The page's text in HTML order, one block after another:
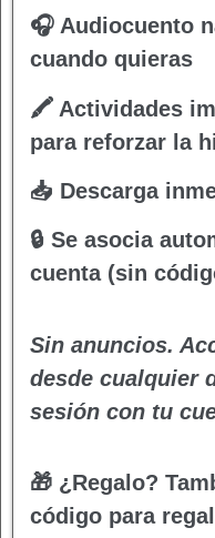
🎧 Audiocuento
cuando quieras
🖍 Actividades
para reforzar la
📥 Descarga
🔒 Se asocia
cuenta (sin
Sin anuncios.
desde cualquier
sesión con tu
🎁 ¿Regalo?
código para